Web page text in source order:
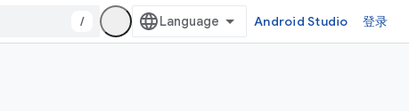
/ Android Studio 登录